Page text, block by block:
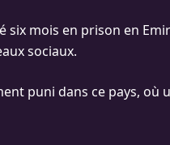
mois en prison en
sociaux.
puni dans ce pays, où